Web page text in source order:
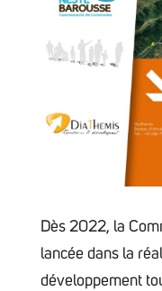
Dès 2022, la
lancée dans la
développement